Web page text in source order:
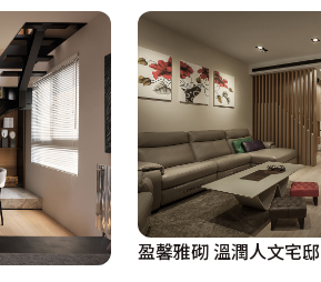
盈馨雅砌 溫潤人文宅邸